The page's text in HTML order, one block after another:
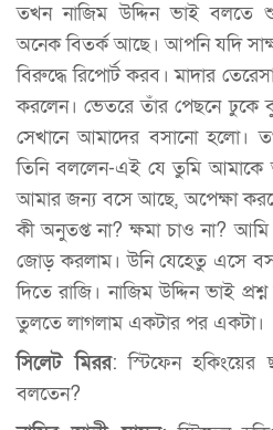
তখন নাজিম উদ্দিন ভাই বলতে
অনেক বিতর্ক আছে। আপনি যদি
বিরুদ্ধে রিপোর্ট করব। মাদার
করলেন। ভেতরে তাঁর পেছনে ঢুকে
সেখানে আমাদের বসানো হলো।
তিনি বললেন-এই যে তুমি
আমার জন্য বসে আছে, অপেক্ষা
কী অনুতপ্ত না? ক্ষমা চাও না?
জোড় করলাম। উনি যেহেতু এসে
দিতে রাজি। নাজিম উদ্দিন ভাই
তুলতে লাগলাম একটার পর একটা।
সিলেট মিরর: স্টিফেন হকিংয়ের
বলতেন?